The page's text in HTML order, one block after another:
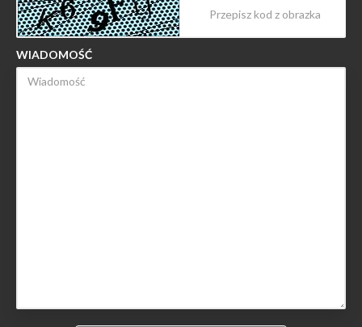
WIADOMOŚĆ